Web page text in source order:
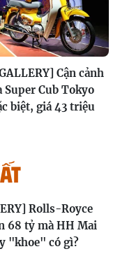
Cận cảnh
Super Cub Tokyo
biệt, giá 43 triệu
Rolls-Royce
68 tỷ mà HH Mai
"khoe" có gì?